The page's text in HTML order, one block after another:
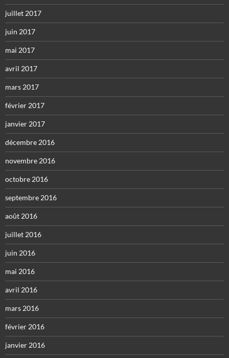
juillet 2017
juin 2017
mai 2017
avril 2017
mars 2017
février 2017
janvier 2017
décembre 2016
novembre 2016
octobre 2016
septembre 2016
août 2016
juillet 2016
juin 2016
mai 2016
avril 2016
mars 2016
février 2016
janvier 2016